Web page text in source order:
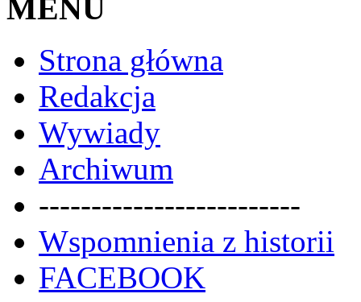
MENU
Strona główna
Redakcja
Wywiady
Archiwum
-------------------------
Wspomnienia z historii
FACEBOOK